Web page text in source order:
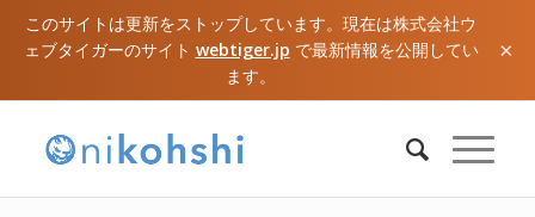
このサイトは更新をストップしています。現在は株式会社ウ
ェブタイガーのサイト webtiger.jp で最新情報を公開してい
ます。
×